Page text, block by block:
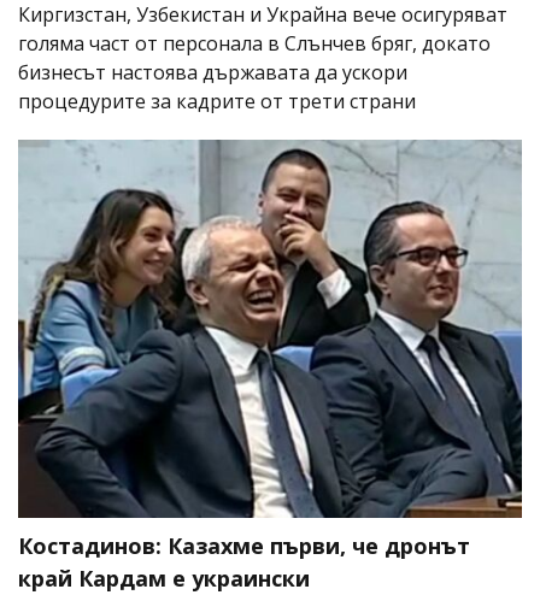
Киргизстан, Узбекистан и Украйна вече осигуряват
голяма част от персонала в Слънчев бряг, докато
бизнесът настоява държавата да ускори
процедурите за кадрите от трети страни
Костадинов: Казахме първи, че дронът
край Кардам е украински